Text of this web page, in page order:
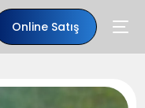
Online Satış